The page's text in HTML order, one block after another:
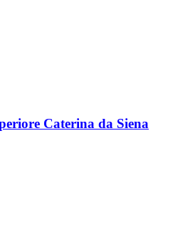
Caterina da Siena